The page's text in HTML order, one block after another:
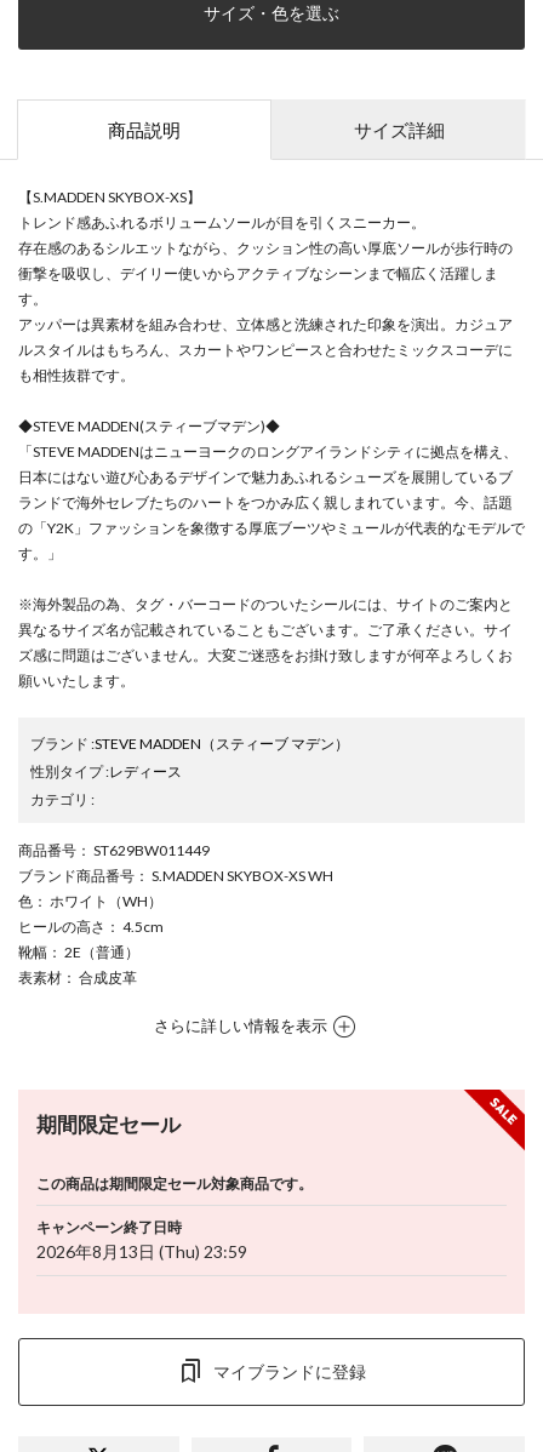
サイズ・色を選ぶ
商品説明 サイズ詳細
【S.MADDEN SKYBOX-XS】
トレンド感あふれるボリュームソールが目を引くスニーカー。
存在感のあるシルエットながら、クッション性の高い厚底ソールが歩行時の
衝撃を吸収し、デイリー使いからアクティブなシーンまで幅広く活躍しま
す。
アッパーは異素材を組み合わせ、立体感と洗練された印象を演出。カジュア
ルスタイルはもちろん、スカートやワンピースと合わせたミックスコーデに
も相性抜群です。
◆STEVE MADDEN(スティーブマデン)◆
「STEVE MADDENはニューヨークのロングアイランドシティに拠点を構え、
日本にはない遊び心あるデザインで魅力あふれるシューズを展開しているブ
ランドで海外セレブたちのハートをつかみ広く親しまれています。今、話題
の「Y2K」ファッションを象徴する厚底ブーツやミュールが代表的なモデルで
す。」
※海外製品の為、タグ・バーコードのついたシールには、サイトのご案内と
異なるサイズ名が記載されていることもございます。ご了承ください。サイ
ズ感に問題はございません。大変ご迷惑をお掛け致しますが何卒よろしくお
願いいたします。
ブランド :STEVE MADDEN （スティーブ マデン）
性別タイプ:レディース
カテゴリ :
商品番号 ： ST629BW011449
ブランド商品番号 ： S.MADDEN SKYBOX-XS WH
色 ： ホワイト（WH）
ヒールの高さ ： 4.5cm
靴幅 ： 2E（普通）
表素材 ： 合成皮革
さらに詳しい情報を表示
期間限定セール
この商品は期間限定セール対象商品です。
キャンペーン終了日時
2026年8月13日 (Thu) 23:59
マイブランドに登録